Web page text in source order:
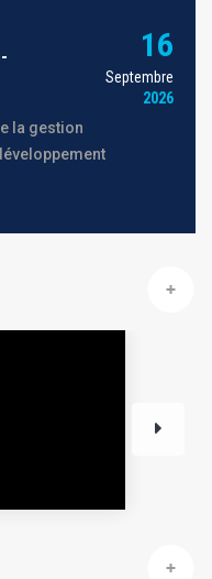
la gestion
16
Septembre
2026